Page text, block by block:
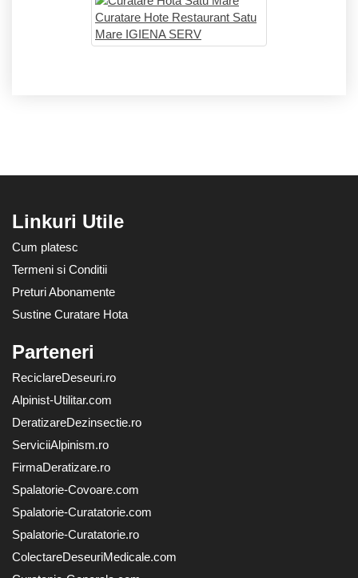
Linkuri Utile
Cum platesc
Termeni si Conditii
Preturi Abonamente
Sustine Curatare Hota
Parteneri
ReciclareDeseuri.ro
Alpinist-Utilitar.com
DeratizareDezinsectie.ro
ServiciiAlpinism.ro
FirmaDeratizare.ro
Spalatorie-Covoare.com
Spalatorie-Curatatorie.com
Spalatorie-Curatatorie.ro
ColectareDeseuriMedicale.com